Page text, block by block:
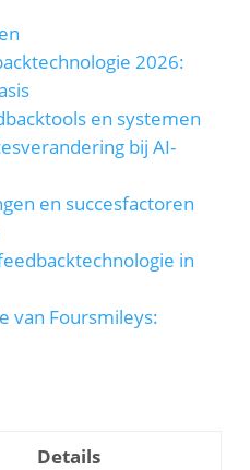
2026:
en systemen
bij AI-
en succesfactoren
in
van Foursmileys:
Details